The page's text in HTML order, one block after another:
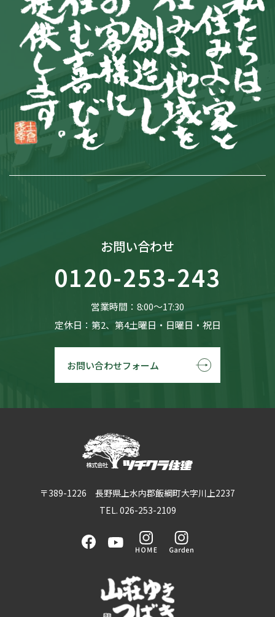
お問い合わせ
0120-253-243
営業時間：8:00〜17:30
定休日：第2、第4土曜日・日曜日・祝日
お問い合わせフォーム
〒389-1226 長野県上水内郡飯綱町大字川上2237
TEL. 026-253-2109